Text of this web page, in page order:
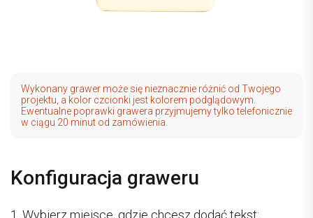
Wykonany grawer może się nieznacznie różnić od Twojego
projektu, a kolor czcionki jest kolorem podglądowym.
Ewentualne poprawki grawera przyjmujemy tylko telefonicznie
w ciągu 20 minut od zamówienia.
Konfiguracja graweru
1. Wybierz miejsce, gdzie chcesz dodać tekst: